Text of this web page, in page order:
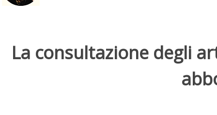
La consultazione degli